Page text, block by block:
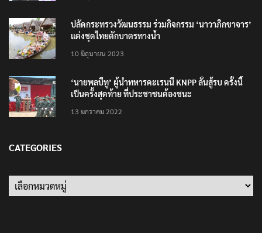
ปลัดกระทรวงวัฒนธรรม ร่วมกิจกรรม ‘นาวาภิกขาจาร’
แต่งชุดไทยตักบาตรทางน้ำ
10 มิถุนายน 2023
‘นายพลบีทู’ ผู้นำทหารคะเรนนี KNPP ลั่นสู้รบ ครั้งนี้
เป็นครั้งสุดท้าย ที่ประชาชนต้องชนะ
13 มกราคม 2022
CATEGORIES
Categories